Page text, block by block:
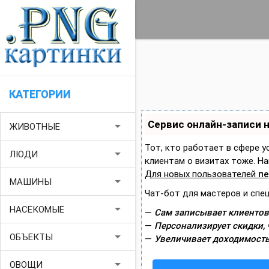
КАТЕГОРИИ
ЖИВОТНЫЕ arrow_drop_down
ЛЮДИ arrow_drop_down
МАШИНЫ arrow_drop_down
НАСЕКОМЫЕ arrow_drop_down
ОБЪЕКТЫ arrow_drop_down
ОВОЩИ arrow_drop_down
Сервис онлайн-записи
Тот, кто работает в сфере
клиентам о визитах тоже.
Для новых пользователей
Чат-бот для мастеров и
— Сам записывает
— Персонализирует
— Увеличивает